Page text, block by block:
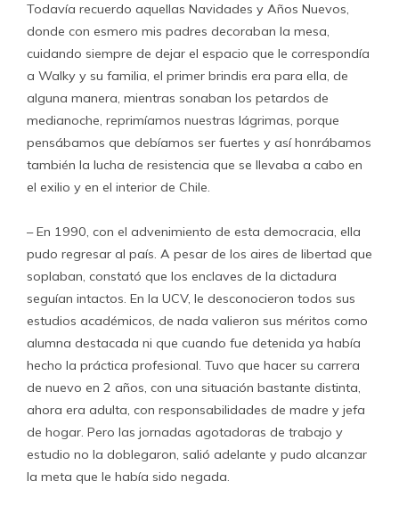
Todavía recuerdo aquellas Navidades y Años Nuevos,
donde con esmero mis padres decoraban la mesa,
cuidando siempre de dejar el espacio que le correspondía
a Walky y su familia, el primer brindis era para ella, de
alguna manera, mientras sonaban los petardos de
medianoche, reprimíamos nuestras lágrimas, porque
pensábamos que debíamos ser fuertes y así honrábamos
también la lucha de resistencia que se llevaba a cabo en
el exilio y en el interior de Chile.
– En 1990, con el advenimiento de esta democracia, ella
pudo regresar al país. A pesar de los aires de libertad que
soplaban, constató que los enclaves de la dictadura
seguían intactos. En la UCV, le desconocieron todos sus
estudios académicos, de nada valieron sus méritos como
alumna destacada ni que cuando fue detenida ya había
hecho la práctica profesional. Tuvo que hacer su carrera
de nuevo en 2 años, con una situación bastante distinta,
ahora era adulta, con responsabilidades de madre y jefa
de hogar. Pero las jornadas agotadoras de trabajo y
estudio no la doblegaron, salió adelante y pudo alcanzar
la meta que le había sido negada.